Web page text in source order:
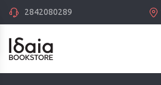
2842080289